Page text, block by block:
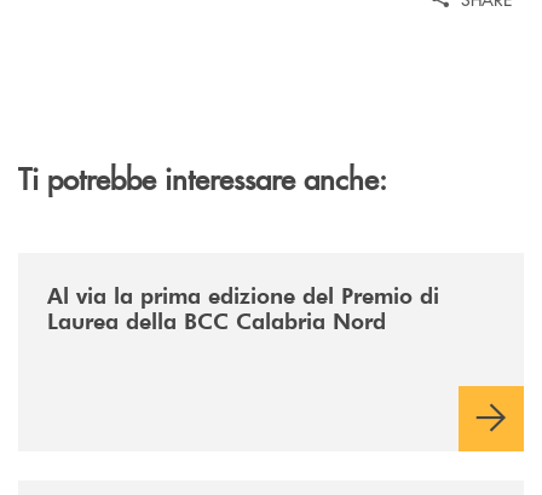
Ti potrebbe interessare anche:
Al via la prima edizione del Premio di
Laurea della BCC Calabria Nord